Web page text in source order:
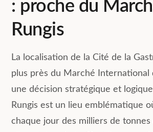
: proche du
Rungis
La localisation de la Cité de la
plus près du Marché International
une décision stratégique et
Rungis est un lieu emblématique
chaque jour des milliers de